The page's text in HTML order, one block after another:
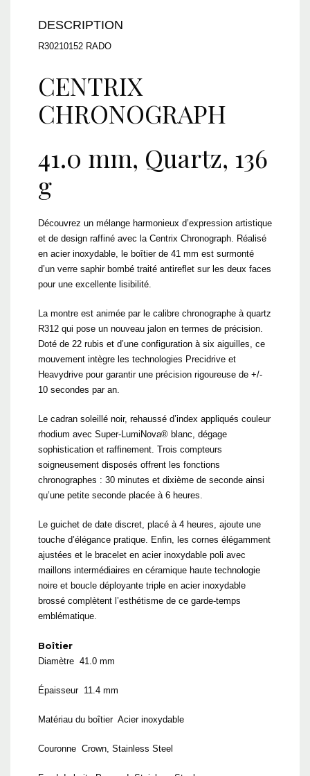
DESCRIPTION
R30210152 RADO
CENTRIX
CHRONOGRAPH
41.0 mm, Quartz, 136
g
Découvrez un mélange harmonieux d’expression artistique
et de design raffiné avec la Centrix Chronograph. Réalisé
en acier inoxydable, le boîtier de 41 mm est surmonté
d’un verre saphir bombé traité antireflet sur les deux faces
pour une excellente lisibilité.
La montre est animée par le calibre chronographe à quartz
R312 qui pose un nouveau jalon en termes de précision.
Doté de 22 rubis et d’une configuration à six aiguilles, ce
mouvement intègre les technologies Precidrive et
Heavydrive pour garantir une précision rigoureuse de +/-
10 secondes par an.
Le cadran soleillé noir, rehaussé d’index appliqués couleur
rhodium avec Super-LumiNova® blanc, dégage
sophistication et raffinement. Trois compteurs
soigneusement disposés offrent les fonctions
chronographes : 30 minutes et dixième de seconde ainsi
qu’une petite seconde placée à 6 heures.
Le guichet de date discret, placé à 4 heures, ajoute une
touche d’élégance pratique. Enfin, les cornes élégamment
ajustées et le bracelet en acier inoxydable poli avec
maillons intermédiaires en céramique haute technologie
noire et boucle déployante triple en acier inoxydable
brossé complètent l’esthétisme de ce garde-temps
emblématique.
Boîtier
Diamètre 41.0 mm
Épaisseur 11.4 mm
Matériau du boîtier Acier inoxydable
Couronne Crown, Stainless Steel